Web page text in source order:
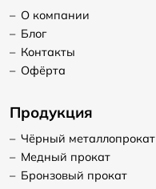
– О компании
– Блог
– Контакты
– Офёрта
Продукция
– Чёрный металлопрокат
– Медный прокат
– Бронзовый прокат